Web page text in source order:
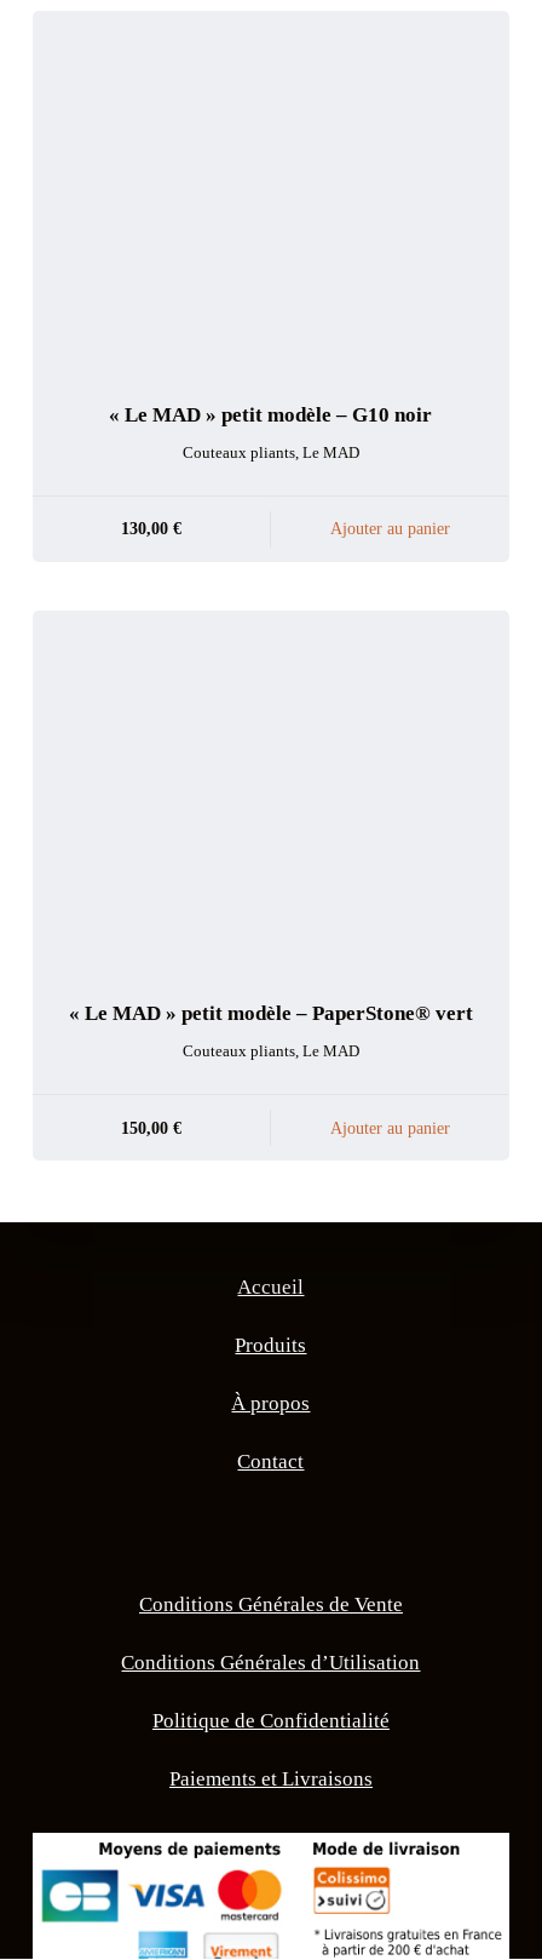
« Le MAD » petit modèle – G10 noir
Couteaux pliants, Le MAD
130,00€ Ajouter au panier
« Le MAD » petit modèle – PaperStone® vert
Couteaux pliants, Le MAD
150,00€ Ajouter au panier
Accueil
Produits
À propos
Contact
Conditions Générales de Vente
Conditions Générales d’Utilisation
Politique de Confidentialité
Paiements et Livraisons